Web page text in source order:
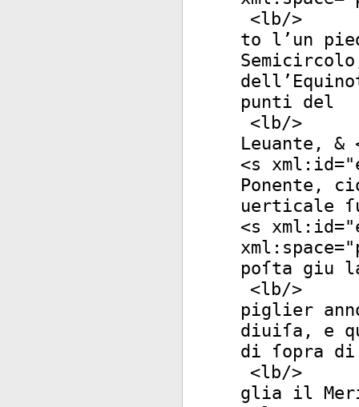
<lb/>
to l’un
punti del
<lb/>
Leuante, &
<s xml:id="
Ponente,
uerticale
<s xml:id="
xml:space="
poſta giu
<lb/>
piglier
diuiſa, e
di ſopra
<lb/>
glia il